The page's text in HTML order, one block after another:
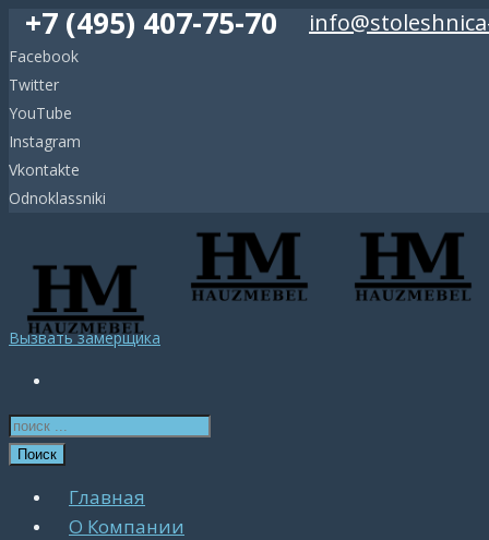
+7 (495) 407-75-70
Facebook
Twitter
YouTube
Instagram
Vkontakte
Odnoklassniki
Вызвать замерщика
Поиск
Главная
О Компании